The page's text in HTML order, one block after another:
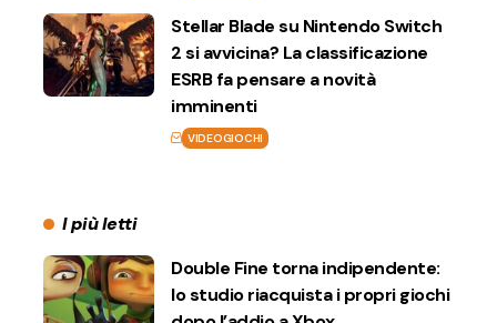
Stellar Blade su Nintendo Switch
2 si avvicina? La classificazione
ESRB fa pensare a novità
imminenti
VIDEOGIOCHI
I più letti
Double Fine torna indipendente:
lo studio riacquista i propri giochi